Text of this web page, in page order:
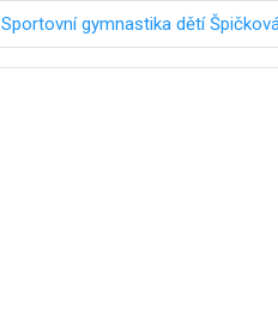
Sportovní gymnastika dětí